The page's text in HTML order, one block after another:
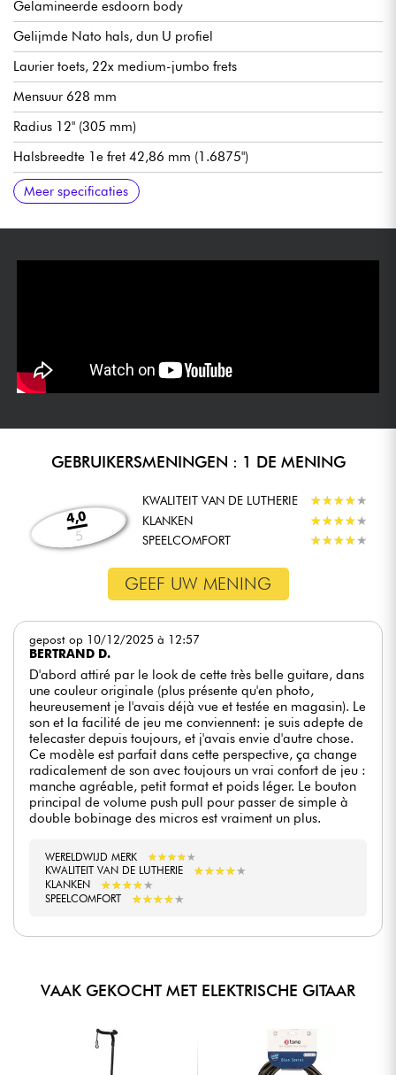
Gelamineerde esdoorn body
Gelijmde Nato hals, dun U profiel
Laurier toets, 22x medium-jumbo frets
Mensuur 628 mm
Radius 12" (305 mm)
Halsbreedte 1e fret 42,86 mm (1.6875")
Gretsch Broad'Tron BT-3S humbucker-elementen met dubbele
spoel
Volume 1. hals
Volume 2. brug
Hoofdvolume push-pull (gesplitste spoelen)
Hoofdtoon
3x positieselector
Gretsch verankerde Adjusto-Matic brug
Bigsby® B50 vibrato staartstuk
Gretsch gesloten oliebad mechanieken
Synthetisch been kam
Hoogglans afwerking
Aanbevolen snaren 10-46
Optionele gigbag 099-6458-000, optionele koffer 099-6443-
000Meer specificaties
GEBRUIKERSMENINGEN : 1 DE MENING
4,0
5
KWALITEIT VAN DE LUTHERIE ★★★★★
★★★★★
KLANKEN
★★★★★
★★★★★
SPEELCOMFORT
★★★★★
★★★★★
GEEF UW MENING
gepost op 10/12/2025 à 12:57
BERTRAND D.
D'abord attiré par le look de cette très belle guitare, dans
une couleur originale (plus présente qu'en photo,
heureusement je l'avais déjà vue et testée en magasin). Le
son et la facilité de jeu me conviennent: je suis adepte de
telecaster depuis toujours, et j'avais envie d'autre chose.
Ce modèle est parfait dans cette perspective, ça change
radicalement de son avec toujours un vrai confort de jeu :
manche agréable, petit format et poids léger. Le bouton
principal de volume push pull pour passer de simple à
double bobinage des micros est vraiment un plus.
WERELDWIJD MERK ★★★★★
★★★★★
KWALITEIT VAN DE LUTHERIE
★★★★★
★★★★★
KLANKEN ★★★★★
★★★★★
SPEELCOMFORT ★★★★★
★★★★★
VAAK GEKOCHT MET ELEKTRISCHE GITAAR